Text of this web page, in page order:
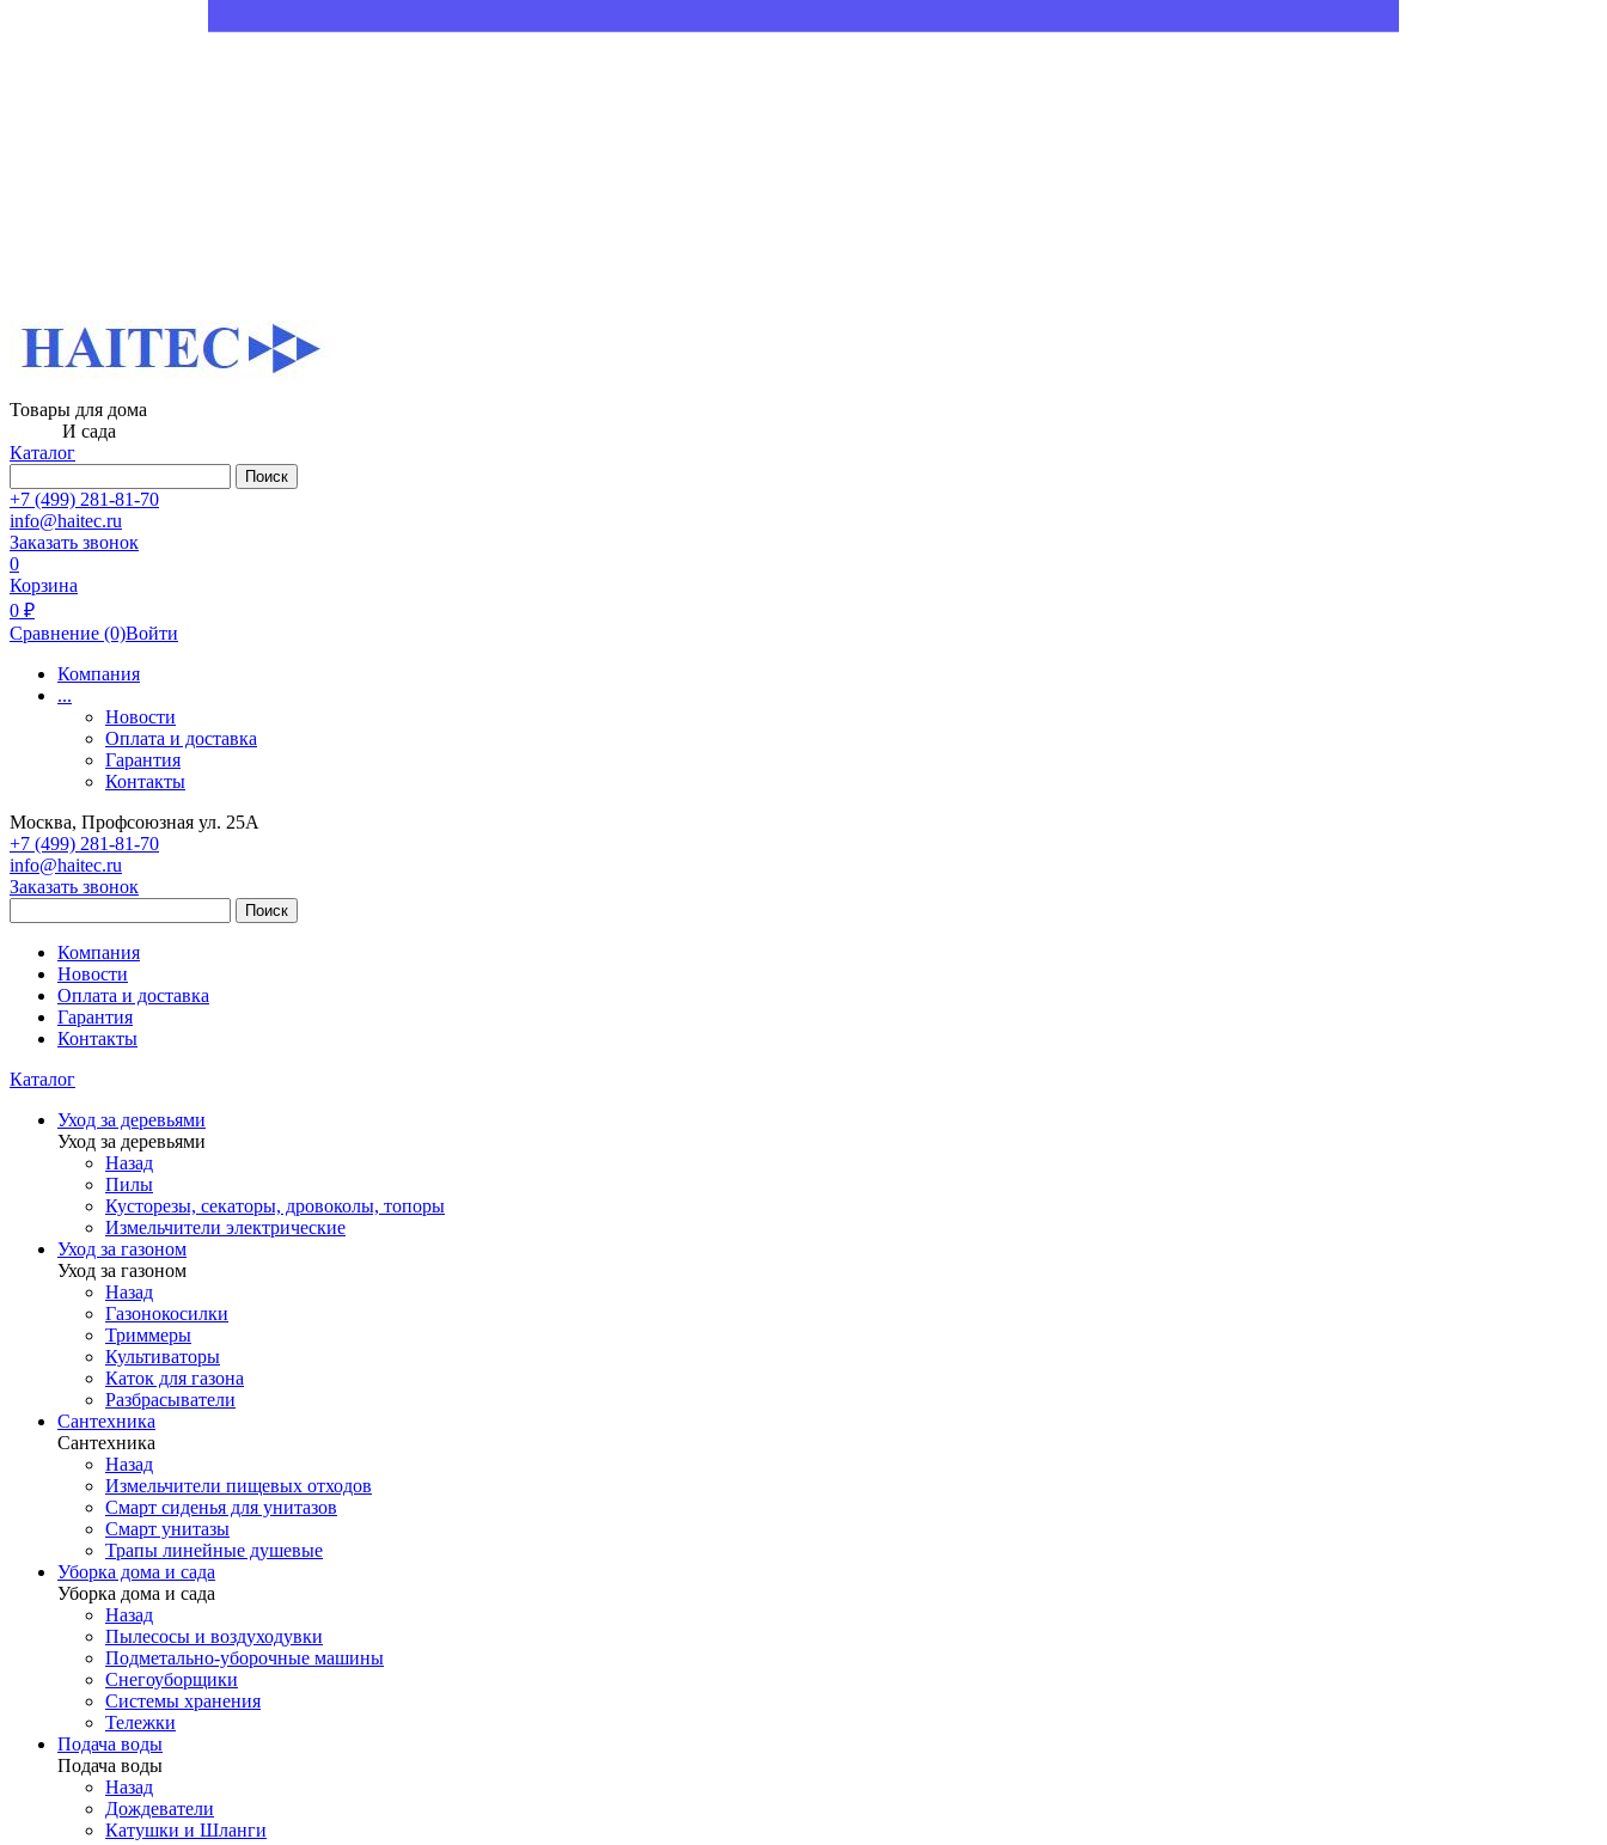
Товары для дома
И сада
Каталог
Поиск
+7 (499) 281-81-70
info@haitec.ru
Заказать звонок
0
Корзина
0 ₽
Сравнение (0)Войти
Компания
...
Новости
Оплата и доставка
Гарантия
Контакты
Москва, Профсоюзная ул. 25А
+7 (499) 281-81-70
info@haitec.ru
Заказать звонок
Поиск
Компания
Новости
Оплата и доставка
Гарантия
Контакты
Каталог
Уход за деревьями
Уход за деревьями
Назад
Пилы
Кусторезы, секаторы, дровоколы, топоры
Измельчители электрические
Уход за газоном
Уход за газоном
Назад
Газонокосилки
Триммеры
Культиваторы
Каток для газона
Разбрасыватели
Сантехника
Сантехника
Назад
Измельчители пищевых отходов
Смарт сиденья для унитазов
Смарт унитазы
Трапы линейные душевые
Уборка дома и сада
Уборка дома и сада
Назад
Пылесосы и воздуходувки
Подметально-уборочные машины
Снегоуборщики
Системы хранения
Тележки
Подача воды
Подача воды
Назад
Дождеватели
Катушки и Шланги